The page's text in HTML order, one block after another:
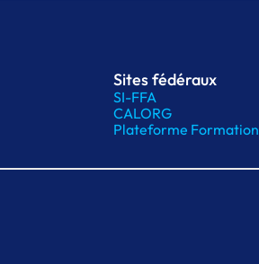
Sites fédéraux
SI-FFA
CALORG
Plateforme Formation